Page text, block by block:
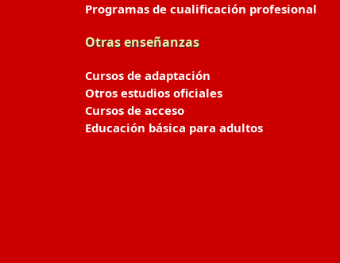
Programas de cualificación profesional
Otras enseñanzas
Cursos de adaptación
Otros estudios oficiales
Cursos de acceso
Educación básica para adultos